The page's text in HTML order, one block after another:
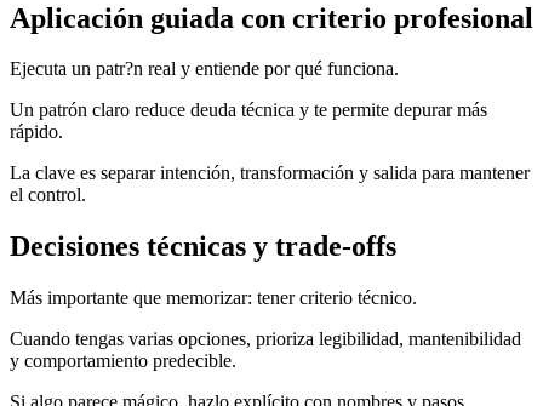
Aplicación guiada con criterio profesional
Ejecuta un patr?n real y entiende por qué funciona.
Un patrón claro reduce deuda técnica y te permite depurar más
rápido.
La clave es separar intención, transformación y salida para mantener
el control.
Decisiones técnicas y trade-offs
Más importante que memorizar: tener criterio técnico.
Cuando tengas varias opciones, prioriza legibilidad, mantenibilidad
y comportamiento predecible.